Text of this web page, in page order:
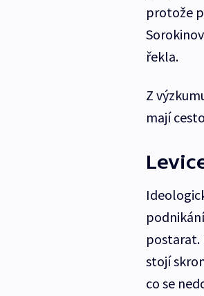
protože
řekla.
Z
mají
postarat.
stojí
co se